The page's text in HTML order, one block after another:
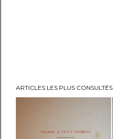
ARTICLES LES PLUS CONSULTÉS